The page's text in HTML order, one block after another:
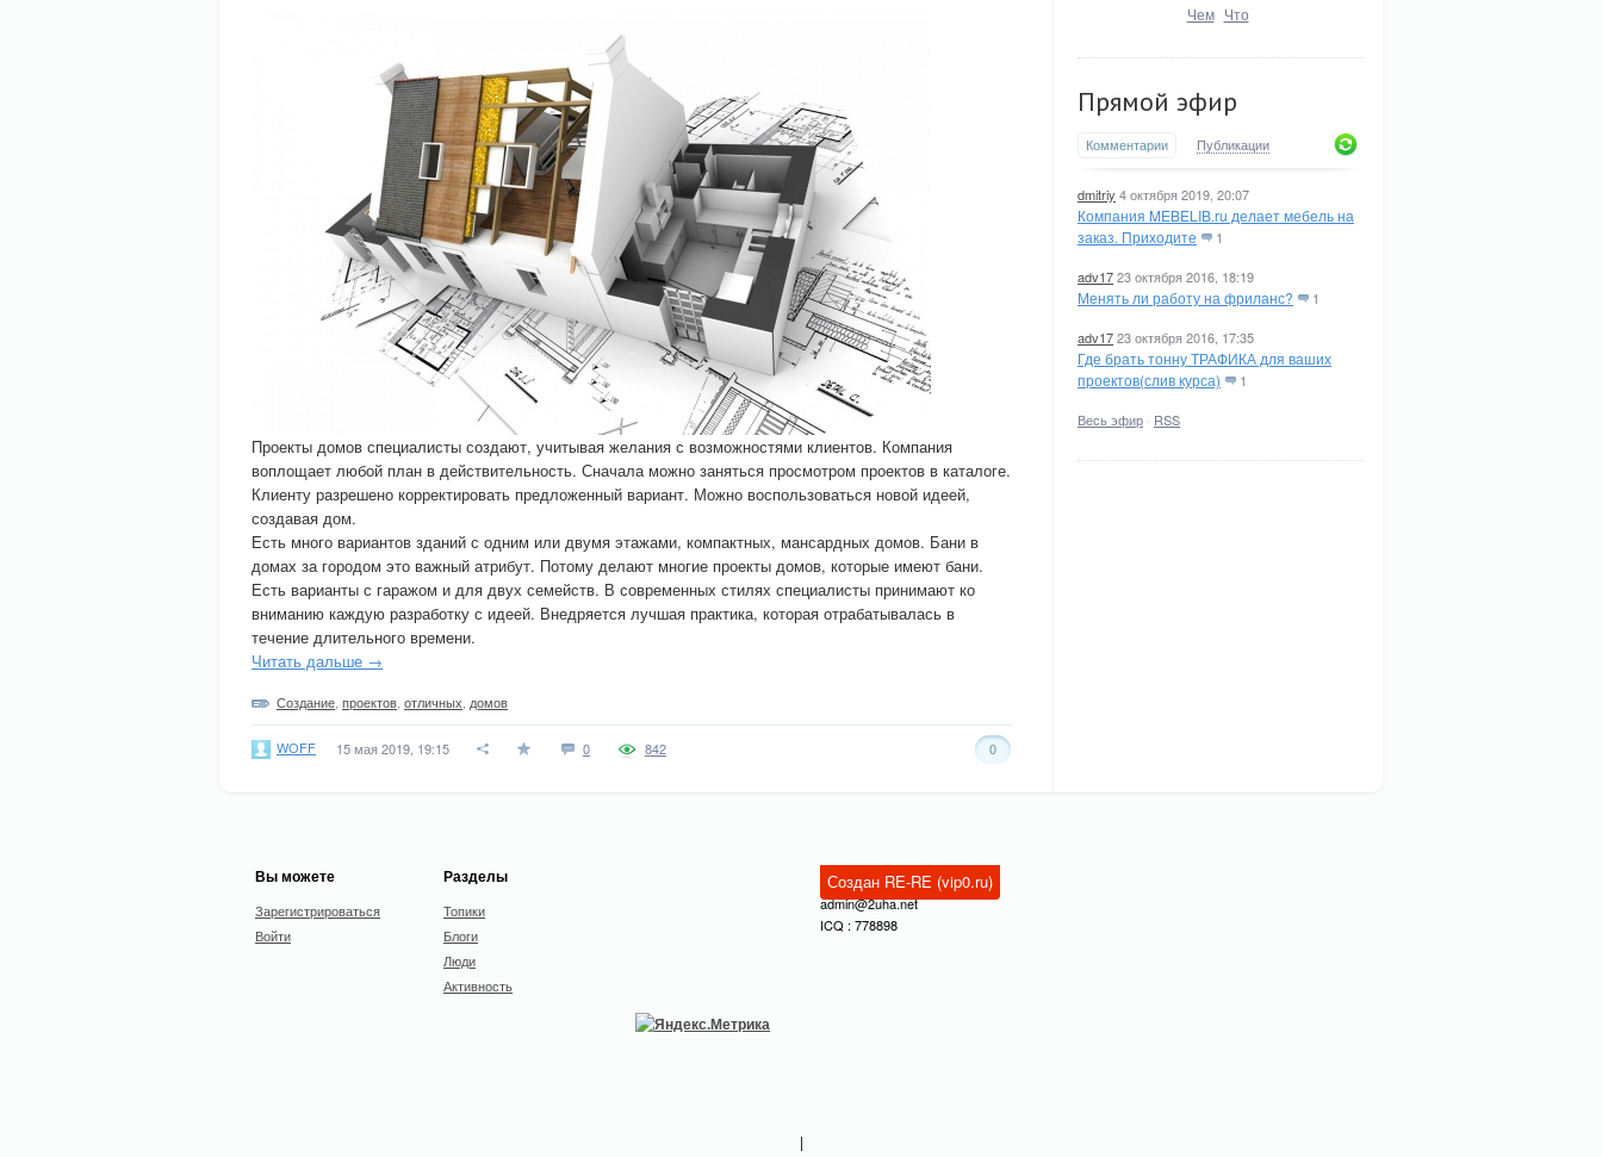
Чем Что
Прямой эфир
Комментарии Публикации
dmitriy 4 октября 2019, 20:07
Компания MEBELIB.ru делает мебель на
заказ. Приходите
1
adv1723 октября 2016, 18:19
Менять ли работу на фриланс? 1
adv1723 октября 2016, 17:35
Где брать тонну ТРАФИКА для ваших
проектов(слив курса)
1
Весь эфир · RSS
Проекты домов специалисты создают, учитывая желания с возможностями клиентов. Компания
воплощает любой план в действительность. Сначала можно заняться просмотром проектов в каталоге.
Клиенту разрешено корректировать предложенный вариант. Можно воспользоваться новой идеей,
создавая дом.
Есть много вариантов зданий с одним или двумя этажами, компактных, мансардных домов. Бани в
домах за городом это важный атрибут. Потому делают многие проекты домов, которые имеют бани.
Есть варианты с гаражом и для двух семейств. В современных стилях специалисты принимают ко
вниманию каждую разработку с идеей. Внедряется лучшая практика, которая отрабатывалась в
течение длительного времени.
Читать дальше →
Создание проектов отличных домов
WOFF 15 мая 2019, 19:15 0 0
842
Вы можете
Зарегистрироваться
Войти
Разделы
Топики
Блоги
Люди
Активность
Создан RE-RE (vip0.ru)
admin@2uha.net
ICQ : 778898
|